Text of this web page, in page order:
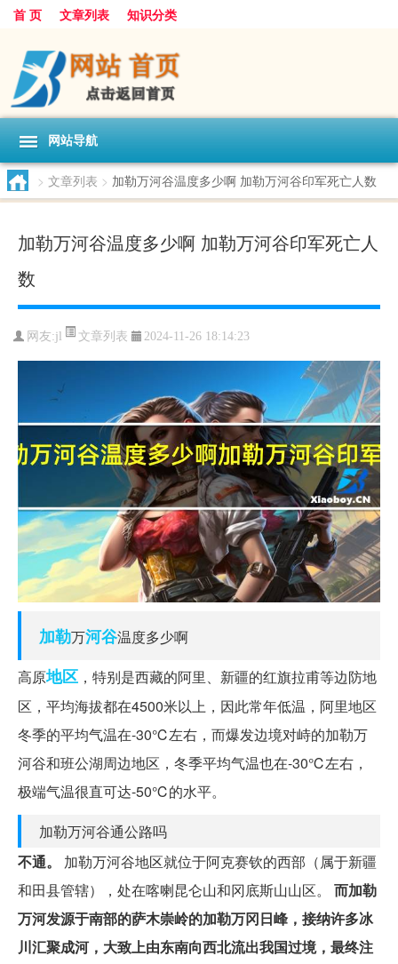
首 页 文章列表 知识分类
网站导航
> 文章列表 > 加勒万河谷温度多少啊 加勒万河谷印军死亡人数
加勒万河谷温度多少啊 加勒万河谷印军死亡人
数
网友:jl 文章列表 2024-11-26 18:14:23
加勒万河谷温度多少啊
高原地区 ，特别是西藏的阿里、新疆的红旗拉甫等边防地
区，平均海拔都在4500米以上，因此常年低温，阿里地区
冬季的平均气温在-30℃左右，而爆发边境对峙的加勒万
河谷和班公湖周边地区，冬季平均气温也在-30℃左右，
极端气温很直可达-50℃的水平。
加勒万河谷通公路吗
不通。
加勒万河谷地区就位于阿克赛钦的西部（属于新疆
和田县管辖），处在喀喇昆仑山和冈底斯山山区。 而加勒
万河发源于南部的萨木崇岭的加勒万冈日峰，接纳许多冰
川汇聚成河，大致上由东南向西北流出我国过境，最终注